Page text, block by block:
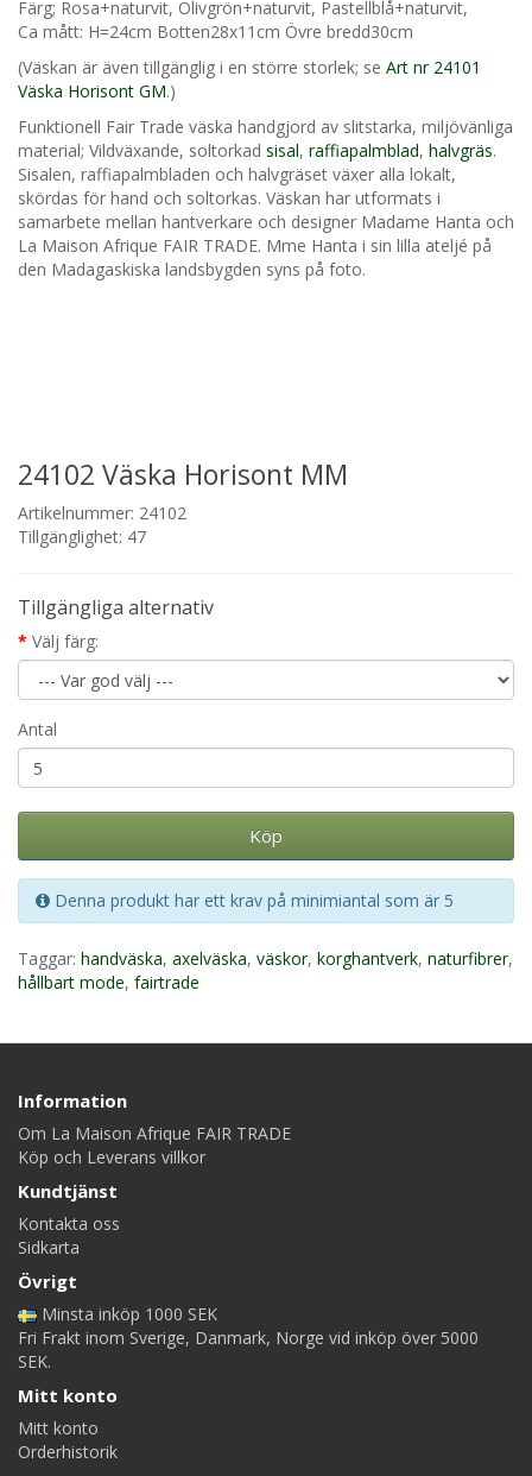
Färg; Rosa+naturvit, Olivgrön+naturvit, Pastellblå+naturvit,
Ca mått: H=24cm Botten28x11cm Övre bredd30cm
(Väskan är även tillgänglig i en större storlek; se Art nr 24101
Väska Horisont GM.)
Funktionell Fair Trade väska handgjord av slitstarka, miljövänliga
material; Vildväxande, soltorkad sisal, raffiapalmblad, halvgräs.
Sisalen, raffiapalmbladen och halvgräset växer alla lokalt,
skördas för hand och soltorkas. Väskan har utformats i
samarbete mellan hantverkare och designer Madame Hanta och
La Maison Afrique FAIR TRADE. Mme Hanta i sin lilla ateljé på
den Madagaskiska landsbygden syns på foto.
24102 Väska Horisont MM
Artikelnummer: 24102
Tillgänglighet: 47
Tillgängliga alternativ
Välj färg:
Antal
Köp
Denna produkt har ett krav på minimiantal som är 5
Taggar: handväska, axelväska, väskor, korghantverk, naturfibrer,
hållbart mode, fairtrade
Information
Om La Maison Afrique FAIR TRADE
Köp och Leverans villkor
Kundtjänst
Kontakta oss
Sidkarta
Övrigt
Minsta inköp 1000 SEK
Fri Frakt inom Sverige, Danmark, Norge vid inköp över 5000
SEK.
Mitt konto
Mitt konto
Orderhistorik